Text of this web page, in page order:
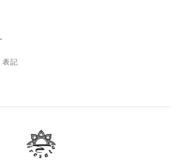
表記